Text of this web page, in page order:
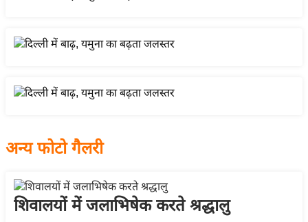
ग
ग
शे
ज्ञ
रा
य
अन्य फोटो गैलरी
शिवालयों में जलाभिषेक करते श्रद्धालु